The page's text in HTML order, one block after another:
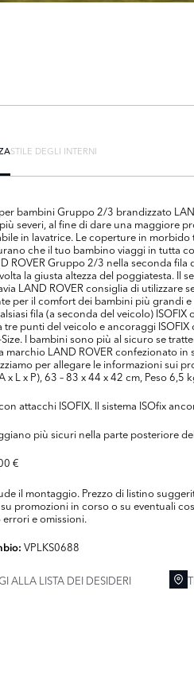
STILE DEGLI INTERNI
bambini Gruppo 2/3 brandizzato
severi, al fine di dare una maggiore
in lavatrice. Le coperture in
che il tuo bambino viaggi in tutta
ROVER Gruppo 2/3 nella seconda
la giusta altezza del poggiatesta. Il
LAND ROVER consiglia di
per il comfort dei bambini più grandi
fila (a seconda del veicolo)
tre punti del veicolo e ancoraggi
Size. I bambini sono più al sicuro se
marchio LAND ROVER confezionato
per allegare le informazioni sui
x L x P), 63 – 83 x 44 x 42 cm, Peso 6,5
attacchi ISOFIX. Il sistema ISOfix
più sicuri nella parte posteriore
€
il montaggio. Prezzo di listino
promozioni in corso o su eventuali
errori e omissioni.
VPLKS0688
ALLA LISTA DEI DESIDERI